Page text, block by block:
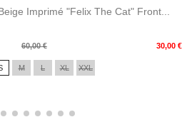
Imprimé "Felix The Cat" Front...
60,00 € 30,00 €
M L XL XXL